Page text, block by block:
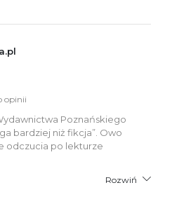
opinii
Poznańskiego
bardziej niż fikcja”. Owo
odczucia po lekturze
Rozwiń